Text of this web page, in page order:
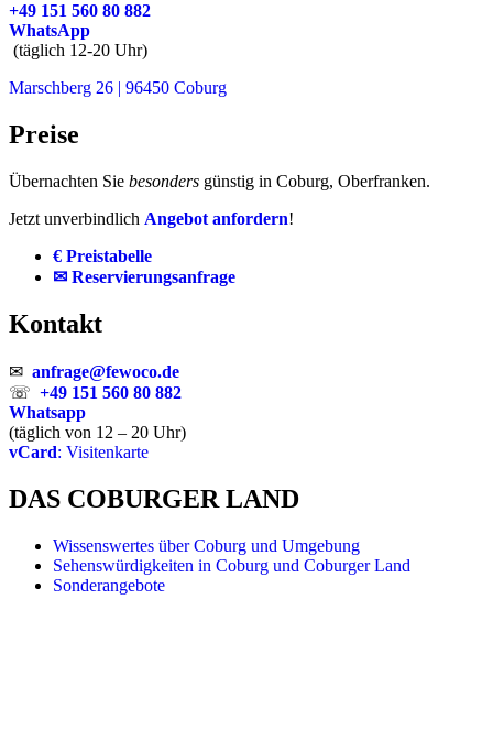
+49 151 560 80 882
WhatsApp
(täglich 12-20 Uhr)
Marschberg 26 | 96450 Coburg
Preise
Übernachten Sie besonders günstig in Coburg, Oberfranken.
Jetzt unverbindlich Angebot anfordern!
€ Preistabelle
✉ Reservierungsanfrage
Kontakt
✉ anfrage@fewoco.de
☏ +49 151 560 80 882
Whatsapp
(täglich von 12 – 20 Uhr)
vCard: Visitenkarte
DAS COBURGER LAND
Wissenswertes über Coburg und Umgebung
Sehenswürdigkeiten in Coburg und Coburger Land
Sonderangebote